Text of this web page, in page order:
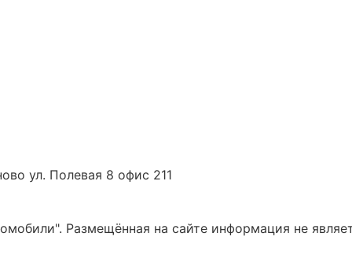
ул. Полевая 8 офис 211
Размещённая на сайте информация не